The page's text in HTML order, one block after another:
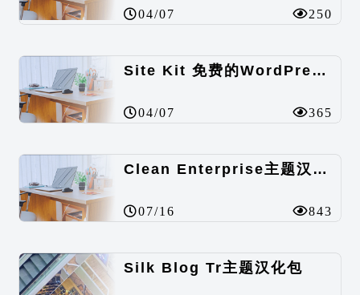
04/07 250
Site Kit 免费的WordPress数据统计插件
04/07 365
Clean Enterprise主题汉化包
07/16 843
Silk Blog Tr主题汉化包